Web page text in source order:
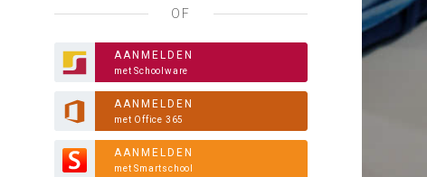
OF
AANMELDEN
met Schoolware
AANMELDEN
met Office 365
AANMELDEN
met Smartschool